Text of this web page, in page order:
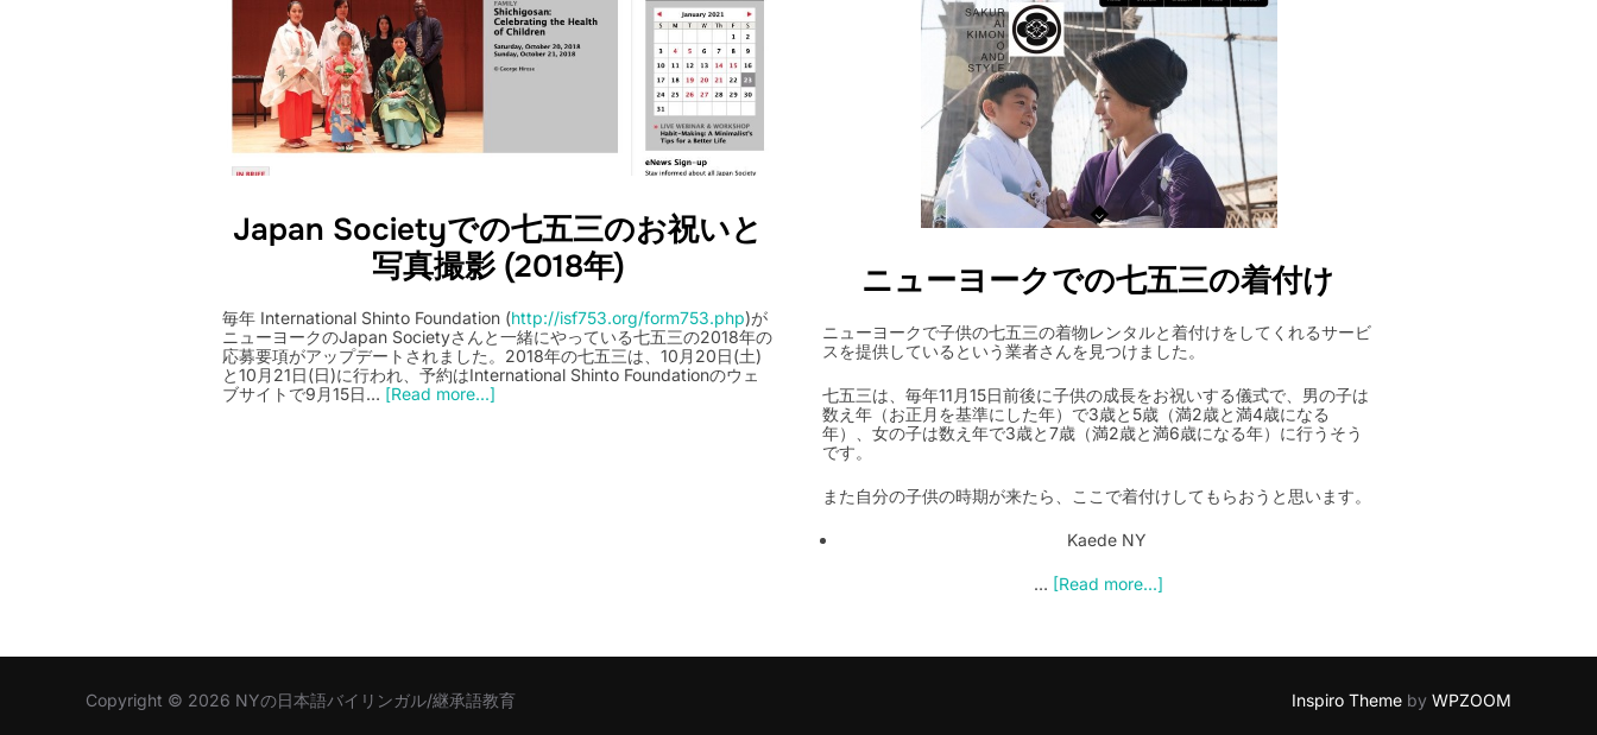
Japan Societyでの七五三のお祝いと
写真撮影 (2018年)
毎年 International Shinto Foundation (http://isf753.org/form753.php)が
ニューヨークのJapan Societyさんと一緒にやっている七五三の2018年の
応募要項がアップデートされました。2018年の七五三は、10月20日(土)
と10月21日(日)に行われ、予約はInternational Shinto Foundationのウェ
ブサイトで9月15日… [Read more...]
ニューヨークでの七五三の着付け
ニューヨークで子供の七五三の着物レンタルと着付けをしてくれるサービ
スを提供しているという業者さんを見つけました。
七五三は、毎年11月15日前後に子供の成長をお祝いする儀式で、男の子は
数え年（お正月を基準にした年）で3歳と5歳（満2歳と満4歳になる
年）、女の子は数え年で3歳と7歳（満2歳と満6歳になる年）に行うそう
です。
また自分の子供の時期が来たら、ここで着付けしてもらおうと思います。
Kaede NY
… [Read more...]
Copyright © 2026 NYの日本語バイリンガル/継承語教育 Inspiro Theme by WPZOOM